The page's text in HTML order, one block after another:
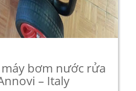
bơm nước rửa
– Italy